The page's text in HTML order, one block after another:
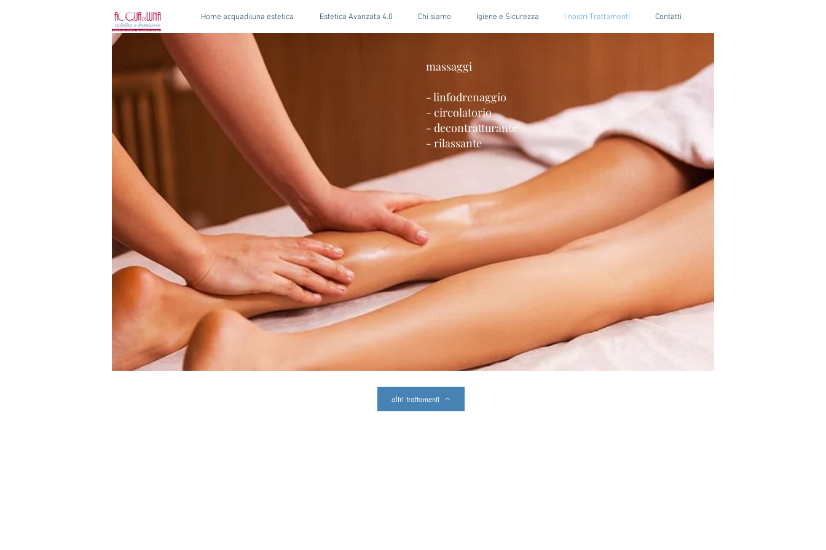
Home acquadiluna estetica Estetica Avanzata 4.0 Chi siamo Igiene e Sicurezza I nostri Trattamenti Contatti
massaggi
- linfodrenaggio
- circolatorio
- decontratturante
- rilassante
altri trattamenti